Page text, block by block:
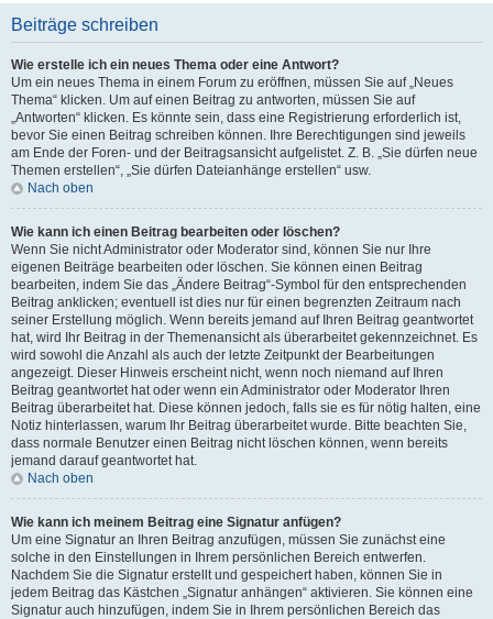
Beiträge schreiben
Wie erstelle ich ein neues Thema oder eine Antwort?
Um ein neues Thema in einem Forum zu eröffnen, müssen Sie auf „Neues
Thema“ klicken. Um auf einen Beitrag zu antworten, müssen Sie auf
„Antworten“ klicken. Es könnte sein, dass eine Registrierung erforderlich ist,
bevor Sie einen Beitrag schreiben können. Ihre Berechtigungen sind jeweils
am Ende der Foren- und der Beitragsansicht aufgelistet. Z. B. „Sie dürfen neue
Themen erstellen“, „Sie dürfen Dateianhänge erstellen“ usw.
Nach oben
Wie kann ich einen Beitrag bearbeiten oder löschen?
Wenn Sie nicht Administrator oder Moderator sind, können Sie nur Ihre
eigenen Beiträge bearbeiten oder löschen. Sie können einen Beitrag
bearbeiten, indem Sie das „Ändere Beitrag“-Symbol für den entsprechenden
Beitrag anklicken; eventuell ist dies nur für einen begrenzten Zeitraum nach
seiner Erstellung möglich. Wenn bereits jemand auf Ihren Beitrag geantwortet
hat, wird Ihr Beitrag in der Themenansicht als überarbeitet gekennzeichnet. Es
wird sowohl die Anzahl als auch der letzte Zeitpunkt der Bearbeitungen
angezeigt. Dieser Hinweis erscheint nicht, wenn noch niemand auf Ihren
Beitrag geantwortet hat oder wenn ein Administrator oder Moderator Ihren
Beitrag überarbeitet hat. Diese können jedoch, falls sie es für nötig halten, eine
Notiz hinterlassen, warum Ihr Beitrag überarbeitet wurde. Bitte beachten Sie,
dass normale Benutzer einen Beitrag nicht löschen können, wenn bereits
jemand darauf geantwortet hat.
Nach oben
Wie kann ich meinem Beitrag eine Signatur anfügen?
Um eine Signatur an Ihren Beitrag anzufügen, müssen Sie zunächst eine
solche in den Einstellungen in Ihrem persönlichen Bereich entwerfen.
Nachdem Sie die Signatur erstellt und gespeichert haben, können Sie in
jedem Beitrag das Kästchen „Signatur anhängen“ aktivieren. Sie können eine
Signatur auch hinzufügen, indem Sie in Ihrem persönlichen Bereich das